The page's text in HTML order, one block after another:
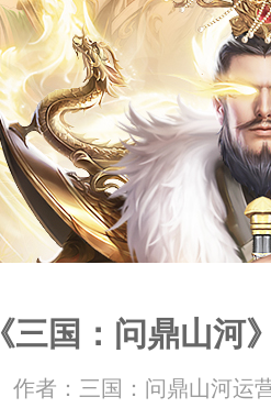
《三国：问鼎山河
作者：三国：问鼎山河运